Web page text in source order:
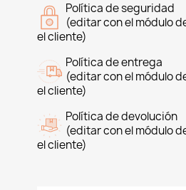
Política de seguridad
(editar con el módulo
el cliente)
Política de entrega
(editar con el módulo
el cliente)
Política de devolución
(editar con el módulo
el cliente)